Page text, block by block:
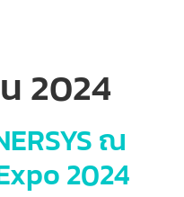
2024
ณ
2024